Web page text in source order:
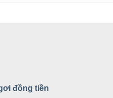
đồng tiền